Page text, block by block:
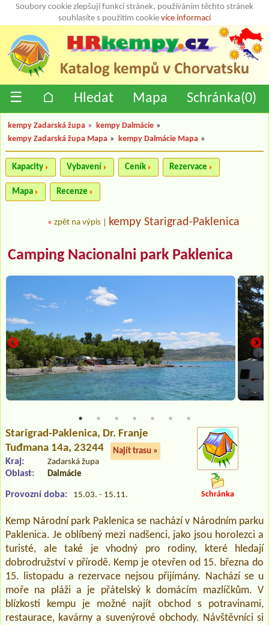
Soubory cookie zlepšují funkci stránek, používáním těchto stránek
souhlasíte s použitím cookie více informací
☰ ⌂ Hledat Mapa Schránka(0)
kempy Zadarská župa » kempy Dalmácie »
kempy Zadarská župa Mapa » kempy Dalmácie Mapa »
Kapacity Vybavení Ceník Rezervace
Mapa Recenze
« zpět na výpis kempy Starigrad-Paklenica
Camping Nacionalni park Paklenica
Starigrad-Paklenica, Dr. Franje
Tuđmana 14a, 23244
Najít trasu »
Kraj: Zadarská župa
Oblast: Dalmácie
Provozní doba: 15.03. - 15.11. Schránka
Kemp Národní park Paklenica se nachází v Národním parku
Paklenica. Je oblíbený mezi nadšenci, jako jsou horolezci a
turisté, ale také je vhodný pro rodiny, které hledají
dobrodružství v přírodě. Kemp je otevřen od 15. března do
15. listopadu a rezervace nejsou přijímány. Nachází se u
moře na pláži a je přátelský k domácím mazlíčkům. V
blízkosti kempu je možné najít obchod s potravinami,
restaurace, kavárny a suvenýrové obchody. Návštěvníci si